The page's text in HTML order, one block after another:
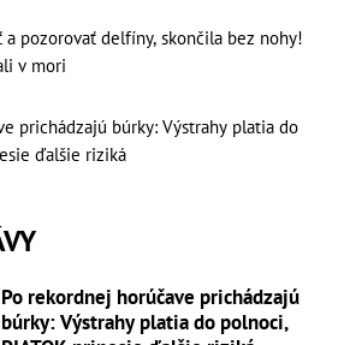
a pozorovať delfíny, skončila bez nohy!
v mori
prichádzajú búrky: Výstrahy platia do
ďalšie riziká
Po rekordnej horúčave prichádzajú
búrky: Výstrahy platia do polnoci,